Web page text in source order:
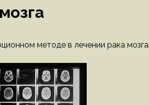
методе в лечении рака мозга